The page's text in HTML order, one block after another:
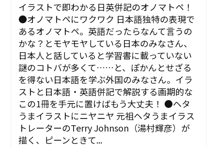
イラストで即わかる日英併記のオノマトペ！
●オノマトペにワクワク 日本語独特の表現で
あるオノマトペ。英語だったらなんて言うの
かな？とモヤモヤしている日本のみなさん、
日本人と話していると学習書に載っていない
謎のコトバが多くて……と、ぽかんとせざる
を得ない日本語を学ぶ外国のみなさん。イラ
ストと日本語・英語併記で解説する画期的な
この1冊を手元に置けばもう大丈夫！ ●ヘタ
うまイラストにニヤニヤ 元祖ヘタうまイラス
トレーターのTerry Johnson（湯村輝彦）が
描く、ピーンときて...